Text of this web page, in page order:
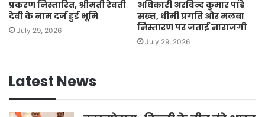
प्रकरण निस्तारित, श्रीमती रेवती
देवी के नाम दर्ज हुई भूमि
July 29, 2026
अधिकारी अरविन्द कुमार पांडे
सख्त, धीमी प्रगति और मलबा
निस्तारण पर जताई नाराजगी
July 29, 2026
Latest News